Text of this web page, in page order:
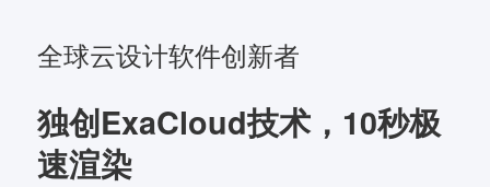
全球云设计软件创新者
独创ExaCloud技术，10秒极
速渲染